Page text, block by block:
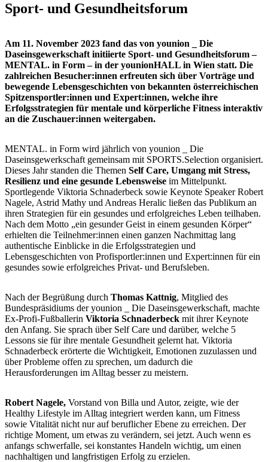
Sport- und Gesundheitsforum
Am 11. November 2023 fand das von younion _ Die
Daseinsgewerkschaft initiierte Sport- und Gesundheitsforum –
MENTAL. in Form – in der younionHALL in Wien statt. Die
zahlreichen Besucher:innen erfreuten sich über Vorträge und
bewegende Lebensgeschichten von bekannten österreichischen
Spitzensportler:innen und Expert:innen, welche ihre
Erfolgsstrategien für mentale und körperliche Fitness interaktiv
an die Zuschauer:innen weitergaben.
MENTAL. in Form wird jährlich von younion _ Die
Daseinsgewerkschaft gemeinsam mit SPORTS.Selection organisiert.
Dieses Jahr standen die Themen Self Care, Umgang mit Stress,
Resilienz und eine gesunde Lebensweise im Mittelpunkt.
Sportlegende Viktoria Schnaderbeck sowie Keynote Speaker Robert
Nagele, Astrid Mathy und Andreas Heralic ließen das Publikum an
ihren Strategien für ein gesundes und erfolgreiches Leben teilhaben.
Nach dem Motto „ein gesunder Geist in einem gesunden Körper“
erhielten die Teilnehmer:innen einen ganzen Nachmittag lang
authentische Einblicke in die Erfolgsstrategien und
Lebensgeschichten von Profisportler:innen und Expert:innen für ein
gesundes sowie erfolgreiches Privat- und Berufsleben.
Nach der Begrüßung durch Thomas Kattnig, Mitglied des
Bundespräsidiums der younion _ Die Daseinsgewerkschaft, machte
Ex-Profi-Fußballerin Viktoria Schnaderbeck mit ihrer Keynote
den Anfang. Sie sprach über Self Care und darüber, welche 5
Lessons sie für ihre mentale Gesundheit gelernt hat. Viktoria
Schnaderbeck erörterte die Wichtigkeit, Emotionen zuzulassen und
über Probleme offen zu sprechen, um dadurch die
Herausforderungen im Alltag besser zu meistern.
Robert Nagele, Vorstand von Billa und Autor, zeigte, wie der
Healthy Lifestyle im Alltag integriert werden kann, um Fitness
sowie Vitalität nicht nur auf beruflicher Ebene zu erreichen. Der
richtige Moment, um etwas zu verändern, sei jetzt. Auch wenn es
anfangs schwerfalle, sei konstantes Handeln wichtig, um einen
nachhaltigen und langfristigen Erfolg zu erzielen.